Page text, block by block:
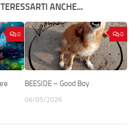
ANCHE...
0 0
BEESIDE – Good Boy
06/05/2026